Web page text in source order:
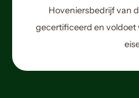
Hoveniersbedrijf van
gecertificeerd en voldoet